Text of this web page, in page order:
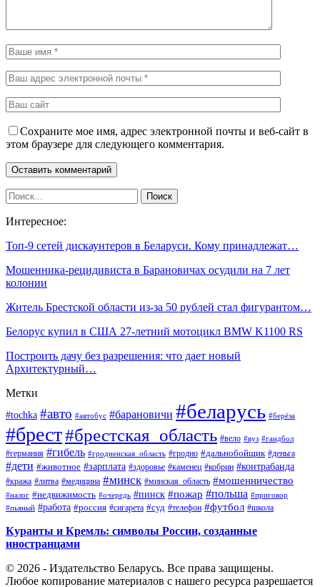
Сохраните мое имя, адрес электронной почты и веб-сайт в
этом браузере для следующего комментария.
Интересное:
Топ-9 сетей дискаунтеров в Беларуси. Кому принадлежат…
Мошенника-рецидивиста в Барановичах осудили на 7 лет
колонии
Житель Брестской области из-за 50 рублей стал фигурантом…
Белорус купил в США 27-летний мотоцикл BMW K1100 RS
Построить дачу без разрешения: что дает новый
Архитектурный…
Метки
#tochka #авто #автобус #барановичи #беларусь #берёза
#брест#брестская_область #вело #вуз #гандбол
#германия #гибель #гродненская_область #гродно #дальнобойщик #деньга
#дети #животное #зарплата #здоровье #каменец #кобрин #контрабанда
#кража #литва #медицина #минск #минская_область #мошенничество
#налог #недвижимость #очередь #пинск #пожар #польша #приговор
#пьяный #работа #россия #сигарета #суд #телефон #футбол #школа
Куранты и Кремль: символы России, созданные
иностранцами
© 2026 - Издательство Беларусь. Все права защищены.
Любое копирование материалов с нашего ресурса разрешается